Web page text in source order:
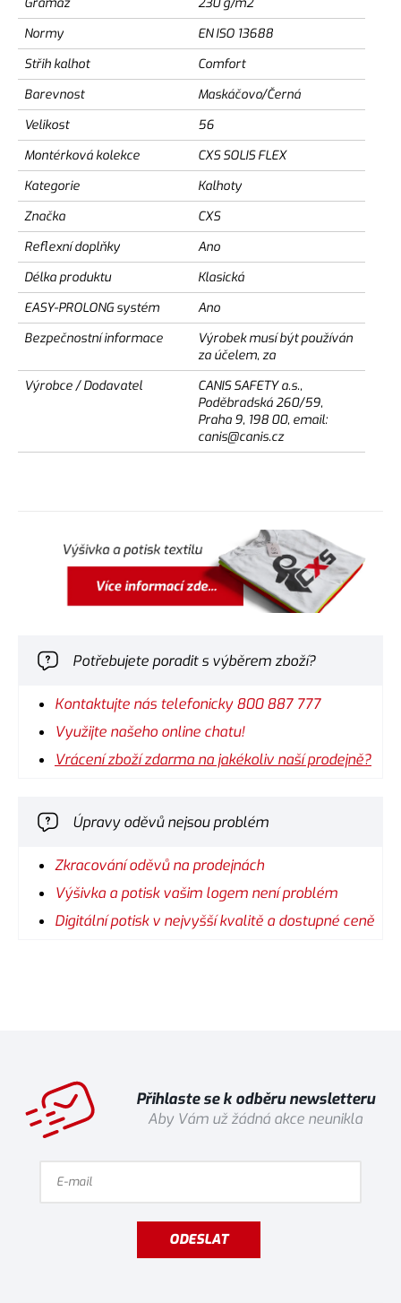
Normy
EN ISO 13688
Střih kalhot
Comfort
Barevnost
Maskáčovo/Černá
Velikost
56
Montérková kolekce
CXS SOLIS FLEX
Kategorie
Kalhoty
Značka
CXS
Reflexní doplňky
Ano
Délka produktu
Klasická
EASY-PROLONG systém
Ano
Bezpečnostní informace
Výrobek musí být používán
za účelem, za
Výrobce / Dodavatel
CANIS SAFETY a.s.,
Poděbradská 260/59,
Praha 9, 198 00, email:
canis@canis.cz
Potřebujete poradit s výběrem zboží?
Kontaktujte nás telefonicky 800 887 777
Využijte našeho online chatu!
Vrácení zboží zdarma na jakékoliv naší prodejně?
Úpravy oděvů nejsou problém
Zkracování oděvů na prodejnách
Výšivka a potisk vašim logem není problém
Digitální potisk v nejvyšší kvalitě a dostupné ceně
Přihlaste se k odběru newsletteru
Aby Vám už žádná akce neunikla
ODESLAT